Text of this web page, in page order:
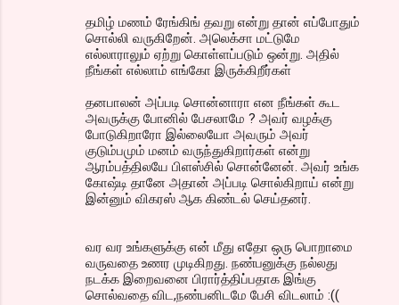
தமிழ் மணம் ரேங்கிங் தவறு என்று தான் எப்போதும்
சொல்லி வருகிறேன். அலெக்சா மட்டுமே
எல்லாராலும் ஏற்று கொள்ளப்படும் ஒன்று. அதில்
நீங்கள் எல்லாம் எங்கோ இருக்கிறீர்கள்
தனபாலன் அப்படி சொன்னாரா என நீங்கள் கூட
அவருக்கு போனில் பேசலாமே ? அவர் வழக்கு
போடுகிறாரோ இல்லையோ அவரும் அவர்
குடும்பமும் மனம் வருந்துகிறார்கள் என்று
ஆரம்பத்திலயே பிளஸ்சில் சொன்னேன். அவர் உங்க
கோஷ்டி தானே அதான் அப்படி சொல்கிறாய் என்று
இன்னும் விகரஸ் ஆக கிண்டல் செய்தனர்.
வர வர உங்களுக்கு என் மீது எதோ ஒரு பொறாமை
வருவதை உணர முடிகிறது. நண்பனுக்கு நல்லது
நடக்க இறைவனை பிரார்த்திப்பதாக இங்கு
சொல்வதை விட,நண்பனிடமே பேசி விடலாம் :((